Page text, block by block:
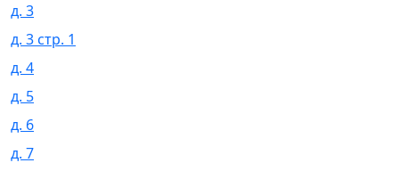
д. 3
д. 3 стр. 1
д. 4
д. 5
д. 6
д. 7